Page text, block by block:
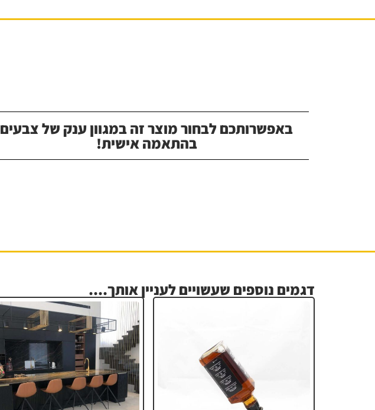
באפשרותכם לבחור מוצר זה במגוון ענק של צבעים
בהתאמה אישית!
דגמים נוספים שעשויים לעניין אותך....